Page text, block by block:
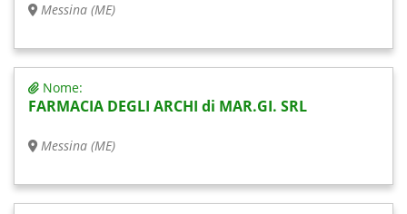
Messina (ME)
Nome:
FARMACIA DEGLI ARCHI di MAR.GI. SRL
Messina (ME)